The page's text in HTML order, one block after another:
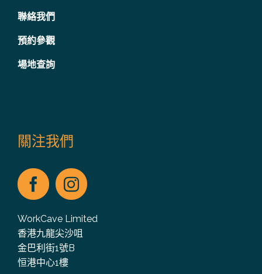
聯絡我們
預約參觀
場地查詢
關注我們
WorkCave Limited
香港九龍尖沙咀
金巴利街1號B
恒港中心1樓